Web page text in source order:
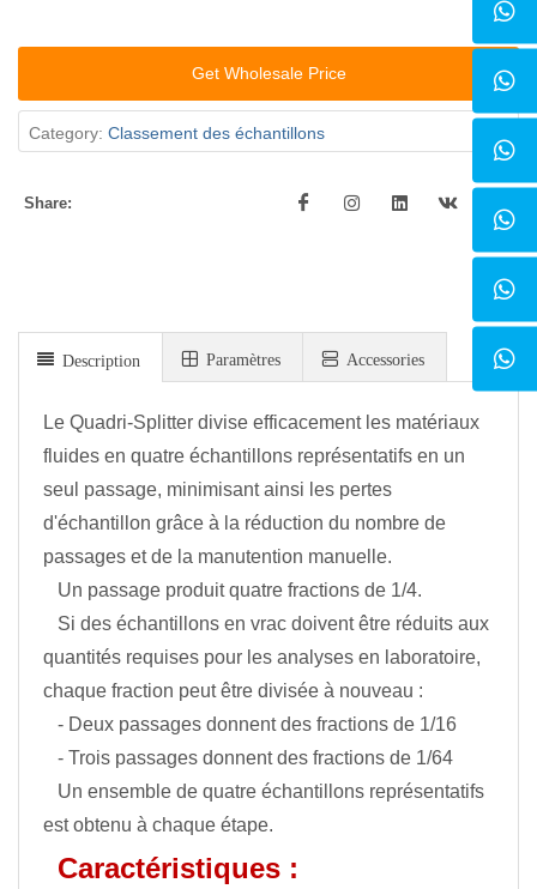
Get Wholesale Price
Category: Classement des échantillons
Share:
Description Paramètres Accessories
Le Quadri-Splitter divise efficacement les matériaux
fluides en quatre échantillons représentatifs en un
seul passage, minimisant ainsi les pertes
d'échantillon grâce à la réduction du nombre de
passages et de la manutention manuelle.
Un passage produit quatre fractions de 1/4.
Si des échantillons en vrac doivent être réduits aux
quantités requises pour les analyses en laboratoire,
chaque fraction peut être divisée à nouveau :
- Deux passages donnent des fractions de 1/16
- Trois passages donnent des fractions de 1/64
Un ensemble de quatre échantillons représentatifs
est obtenu à chaque étape.
Caractéristiques :